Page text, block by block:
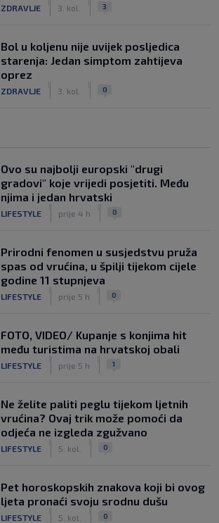
ZDRAVLJE 3. kol. 3
Bol u koljenu nije uvijek posljedica
starenja: Jedan simptom zahtijeva
oprez
ZDRAVLJE 3. kol. 0
Ovo su najbolji europski "drugi
gradovi" koje vrijedi posjetiti. Među
njima i jedan hrvatski
LIFESTYLE prije 4 h 0
Prirodni fenomen u susjedstvu pruža
spas od vrućina, u špilji tijekom cijele
godine 11 stupnjeva
LIFESTYLE prije 5 h 0
FOTO, VIDEO/ Kupanje s konjima hit
među turistima na hrvatskoj obali
LIFESTYLE prije 5 h 1
Ne želite paliti peglu tijekom ljetnih
vrućina? Ovaj trik može pomoći da
odjeća ne izgleda zgužvano
LIFESTYLE 5. kol. 0
Pet horoskopskih znakova koji bi ovog
ljeta pronaći svoju srodnu dušu
LIFESTYLE 5. kol. 0